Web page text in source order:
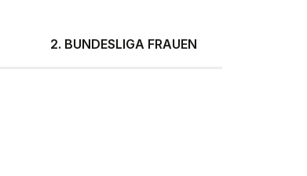
2. BUNDESLIGA FRAUEN